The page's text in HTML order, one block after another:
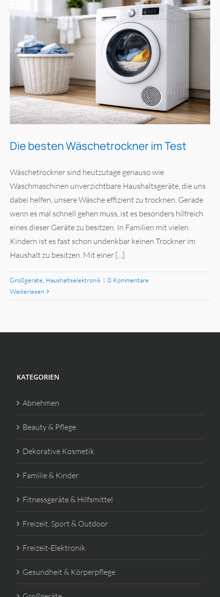
Die besten Wäschetrockner im Test
Wäschetrockner sind heutzutage genauso wie
Waschmaschinen unverzichtbare Haushaltsgeräte, die uns
dabei helfen, unsere Wäsche effizient zu trocknen. Gerade
wenn es mal schnell gehen muss, ist es besonders hilfreich
eines dieser Geräte zu besitzen. In Familien mit vielen
Kindern ist es fast schon undenkbar keinen Trockner im
Haushalt zu besitzen. Mit einer [...]
Großgeräte Haushaltselektronik | 0 Kommentare
Weiterlesen
KATEGORIEN
Abnehmen
Beauty & Pflege
Dekorative Kosmetik
Familie & Kinder
Fitnessgeräte & Hilfsmittel
Freizeit, Sport & Outdoor
Freizeit-Elektronik
Gesundheit & Körperpflege